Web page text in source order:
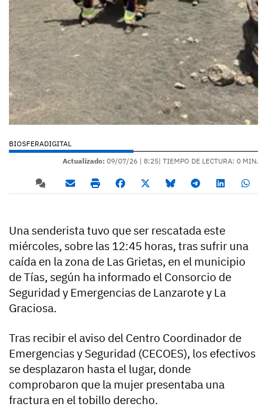
BIOSFERADIGITAL
Actualizado: 09/07/26 | 8:25| TIEMPO DE LECTURA: 0 MIN.
Una senderista tuvo que ser rescatada este
miércoles, sobre las 12:45 horas, tras sufrir una
caída en la zona de Las Grietas, en el municipio
de Tías, según ha informado el Consorcio de
Seguridad y Emergencias de Lanzarote y La
Graciosa.
Tras recibir el aviso del Centro Coordinador de
Emergencias y Seguridad (CECOES), los efectivos
se desplazaron hasta el lugar, donde
comprobaron que la mujer presentaba una
fractura en el tobillo derecho.